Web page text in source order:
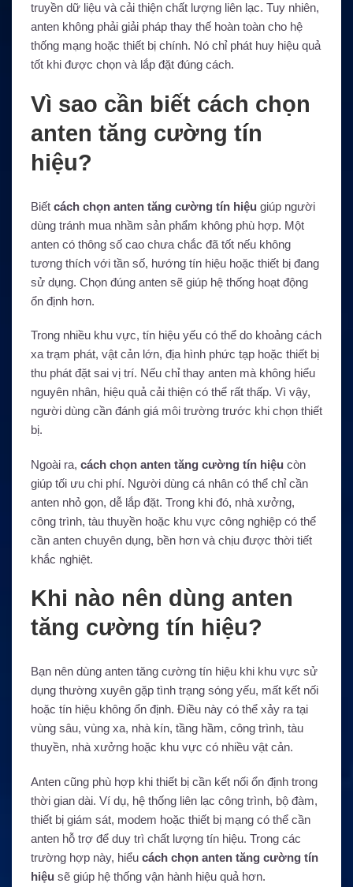
truyền dữ liệu và cải thiện chất lượng liên lạc. Tuy nhiên,
anten không phải giải pháp thay thế hoàn toàn cho hệ
thống mạng hoặc thiết bị chính. Nó chỉ phát huy hiệu quả
tốt khi được chọn và lắp đặt đúng cách.
Vì sao cần biết cách chọn
anten tăng cường tín
hiệu?
Biết cách chọn anten tăng cường tín hiệu giúp người
dùng tránh mua nhầm sản phẩm không phù hợp. Một
anten có thông số cao chưa chắc đã tốt nếu không
tương thích với tần số, hướng tín hiệu hoặc thiết bị đang
sử dụng. Chọn đúng anten sẽ giúp hệ thống hoạt động
ổn định hơn.
Trong nhiều khu vực, tín hiệu yếu có thể do khoảng cách
xa trạm phát, vật cản lớn, địa hình phức tạp hoặc thiết bị
thu phát đặt sai vị trí. Nếu chỉ thay anten mà không hiểu
nguyên nhân, hiệu quả cải thiện có thể rất thấp. Vì vậy,
người dùng cần đánh giá môi trường trước khi chọn thiết
bị.
Ngoài ra, cách chọn anten tăng cường tín hiệu còn
giúp tối ưu chi phí. Người dùng cá nhân có thể chỉ cần
anten nhỏ gọn, dễ lắp đặt. Trong khi đó, nhà xưởng,
công trình, tàu thuyền hoặc khu vực công nghiệp có thể
cần anten chuyên dụng, bền hơn và chịu được thời tiết
khắc nghiệt.
Khi nào nên dùng anten
tăng cường tín hiệu?
Bạn nên dùng anten tăng cường tín hiệu khi khu vực sử
dụng thường xuyên gặp tình trạng sóng yếu, mất kết nối
hoặc tín hiệu không ổn định. Điều này có thể xảy ra tại
vùng sâu, vùng xa, nhà kín, tầng hầm, công trình, tàu
thuyền, nhà xưởng hoặc khu vực có nhiều vật cản.
Anten cũng phù hợp khi thiết bị cần kết nối ổn định trong
thời gian dài. Ví dụ, hệ thống liên lạc công trình, bộ đàm,
thiết bị giám sát, modem hoặc thiết bị mạng có thể cần
anten hỗ trợ để duy trì chất lượng tín hiệu. Trong các
trường hợp này, hiểu cách chọn anten tăng cường tín
hiệu sẽ giúp hệ thống vận hành hiệu quả hơn.